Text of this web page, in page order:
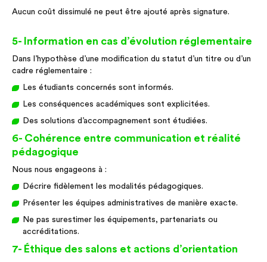
Aucun coût dissimulé ne peut être ajouté après signature.
5- Information en cas d’évolution réglementaire
Dans l’hypothèse d’une modification du statut d’un titre ou d’un
cadre réglementaire :
Les étudiants concernés sont informés.
Les conséquences académiques sont explicitées.
Des solutions d’accompagnement sont étudiées.
6- Cohérence entre communication et réalité
pédagogique
Nous nous engageons à :
Décrire fidèlement les modalités pédagogiques.
Présenter les équipes administratives de manière exacte.
Ne pas surestimer les équipements, partenariats ou
accréditations.
7- Éthique des salons et actions d’orientation